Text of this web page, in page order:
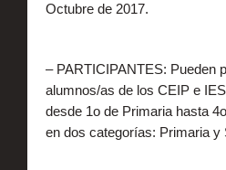
Octubre de 2017.
– PARTICIPANTES: Pueden
alumnos/as de los CEIP e
desde 1o de Primaria hasta
en dos categorías: Primaria y